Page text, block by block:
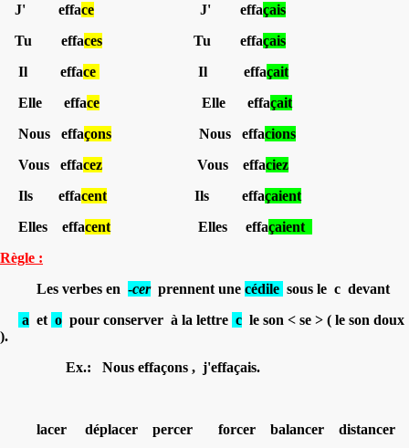
J' efface J' effaçais
Tu effaces Tu effaçais
Il efface Il effaçait
Elle efface Elle effaçait
Nous effaçons Nous effacions
Vous effacez Vous effaciez
Ils effacent Ils effaçaient
Elles effacent Elles effaçaient
Règle :
Les verbes en -cerprennent une cédile sous le c devant
a et o pour conserver à la lettre c le son < se > ( le son doux
).
Ex.: Nous effaçons , j'effaçais.
lacer déplacer percer forcer balancer distancer